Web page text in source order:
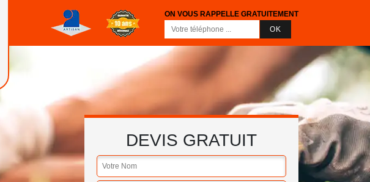
ON VOUS RAPPELLE GRATUITEMENT
DEVIS GRATUIT